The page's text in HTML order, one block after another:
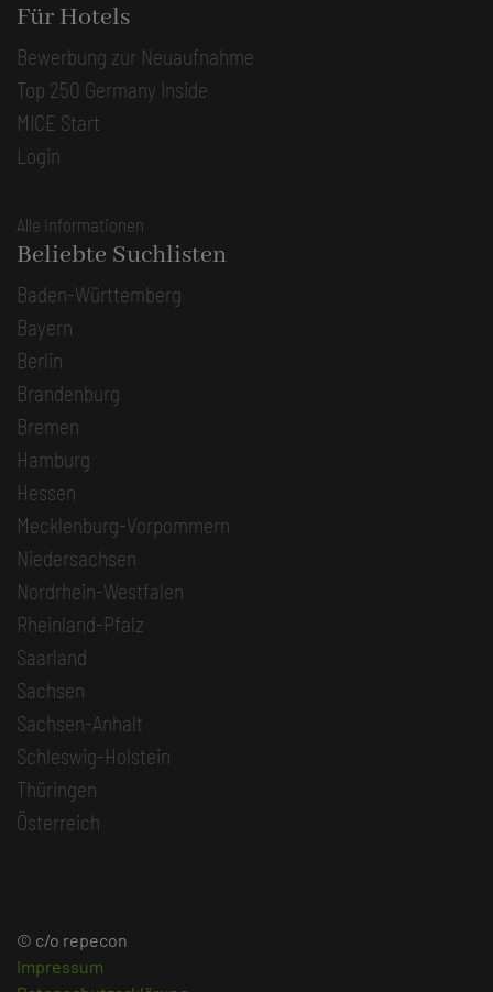
Für Hotels
Bewerbung zur Neuaufnahme
Top 250 Germany Inside
MICE Start
Login
Alle Informationen
Beliebte Suchlisten
Baden-Württemberg
Bayern
Berlin
Brandenburg
Bremen
Hamburg
Hessen
Mecklenburg-Vorpommern
Niedersachsen
Nordrhein-Westfalen
Rheinland-Pfalz
Saarland
Sachsen
Sachsen-Anhalt
Schleswig-Holstein
Thüringen
Österreich
© c/o repecon
Impressum